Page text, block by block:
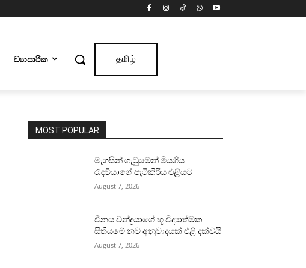
ව්‍යාපාරික தமிழ்
MOST POPULAR
මැගසින් ගැටුමෙන් මියගිය
රැඳවියාගේ පැටිකිරිය එළියට
August 7, 2026
චීනය චන්ද්‍රයාගේ භූ විද්‍යාත්මක
සිතියමේ නව අනුවාදයක් එළි දක්වයි
August 7, 2026